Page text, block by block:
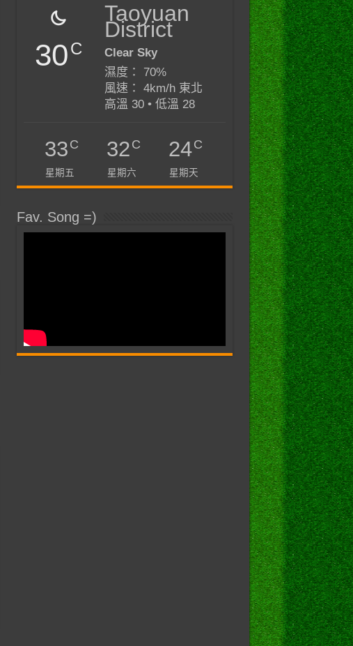
30C
Taoyuan
District
Clear Sky
濕度： 70%
風速： 4km/h 東北
高溫 30 • 低溫 28
33C
星期五
32C
星期六
24C
星期天
Fav. Song =)